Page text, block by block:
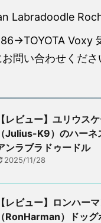
Labradoodle
86→TOYOTA Voxy
問い合わせくださ
【レビュー】ユリウス
（Julius-K9）のハーネ
ンラブラドゥードル
2025/11/28
【レビュー】ロンハー
（RonHarman）ドッ